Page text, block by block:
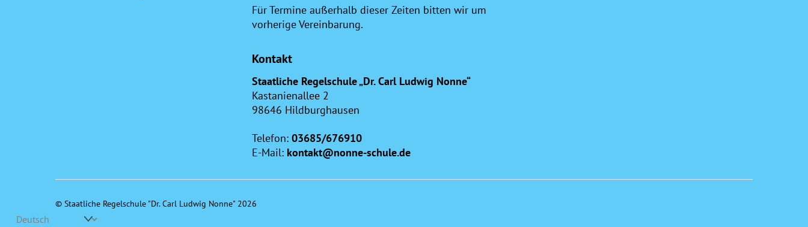
Für Termine außerhalb dieser Zeiten bitten wir um
vorherige Vereinbarung.
Kontakt
Staatliche Regelschule „Dr. Carl Ludwig Nonne“
Kastanienallee 2
98646 Hildburghausen
Telefon: 03685/676910
E-Mail: kontakt@nonne-schule.de
© Staatliche Regelschule "Dr. Carl Ludwig Nonne" 2026